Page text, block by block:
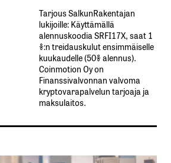
Tarjous SalkunRakentajan
lukijoille: Käyttämällä​ ​
alennuskoodia​ ​SRFI17X,​ ​saat​ ​1
%:n treidauskulut​ ​ensimmäiselle​ ​
kuukaudelle​ ​(50%​ ​alennus).
Coinmotion Oy on
Finanssivalvonnan valvoma
kryptovarapalvelun tarjoaja ja
maksulaitos.